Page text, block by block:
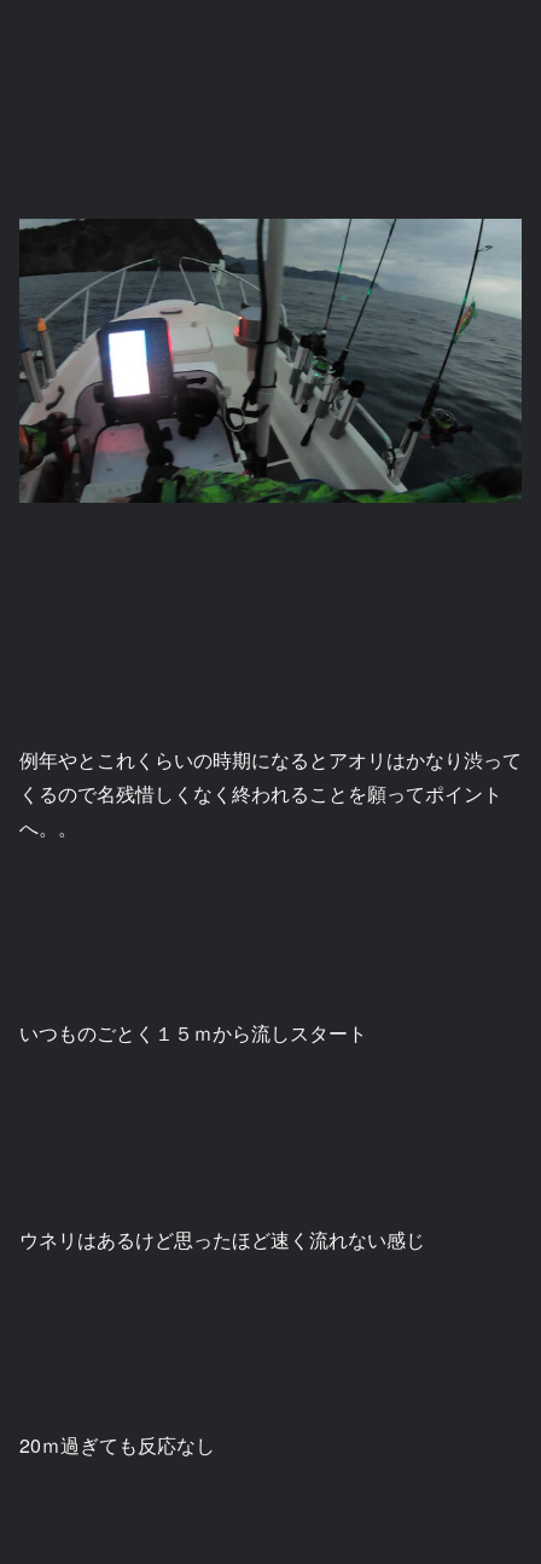
例年やとこれくらいの時期になるとアオリはかなり渋って
くるので名残惜しくなく終われることを願ってポイント
へ。。
いつものごとく１５ｍから流しスタート
ウネリはあるけど思ったほど速く流れない感じ
20ｍ過ぎても反応なし